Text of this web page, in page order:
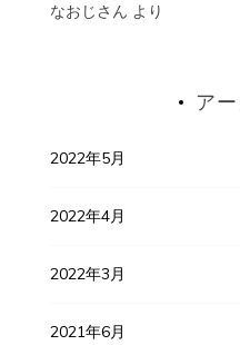
なおじさん より
ア
2022年5月
2022年4月
2022年3月
2021年6月